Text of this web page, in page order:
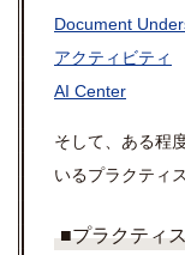
Document
アクティビティ
AI Center
そして、ある程
いるプラクティ
■プラクティ